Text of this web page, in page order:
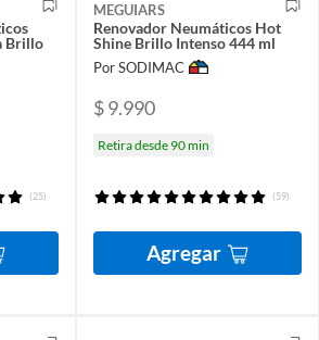
Brillo
(25)
MEGUIARS
Renovador Neumáticos Hot
Shine Brillo Intenso 444 ml
Por SODIMAC
$ 9.990
Retira desde 90 min
(59)
Agregar